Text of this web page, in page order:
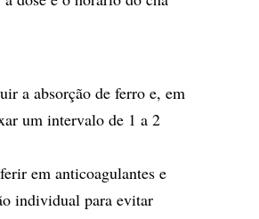
a absorção de ferro e, em
um intervalo de 1 a 2
em anticoagulantes e
individual para evitar